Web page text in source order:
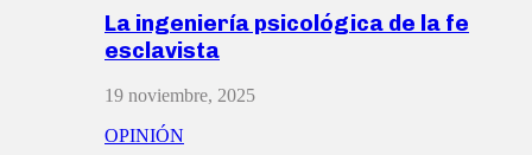
La ingeniería psicológica de la fe
esclavista
19 noviembre, 2025
OPINIÓN